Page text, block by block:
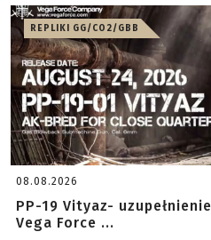
REPLIKI GG/CO2/GBB
08.08.2026
PP-19 Vityaz-
Vega Force ...